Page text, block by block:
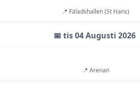
📍 Fäladshallen (St Hans)
📅 tis 04 Augusti 2026
📍 Arenan